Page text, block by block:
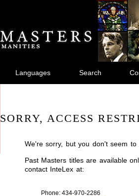
Languages Search
SORRY, ACCESS
We're sorry, but you don't seem
Past Masters titles are available
contact InteLex at:
Phone: 434-970-2286